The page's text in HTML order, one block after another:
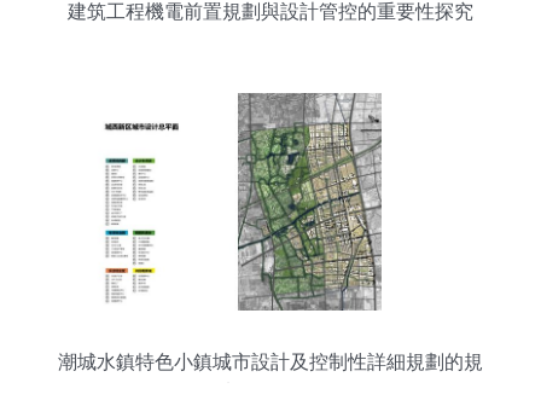
建筑工程機電前置規劃與設計管控的重要性探究
潮城水鎮特色小鎮城市設計及控制性詳細規劃的規